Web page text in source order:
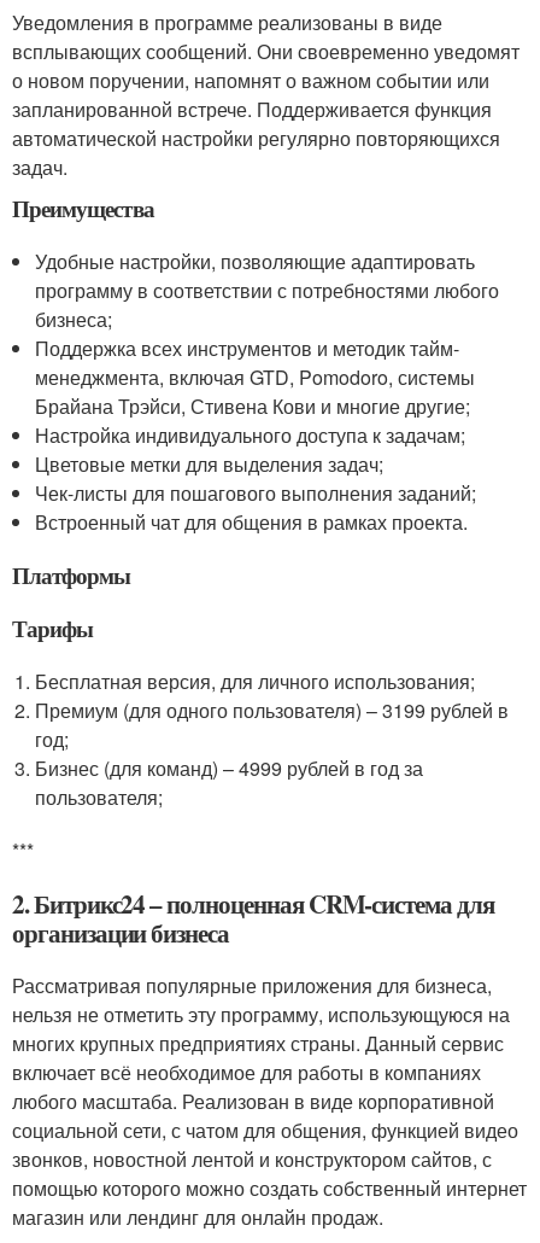
Уведомления в программе реализованы в виде
всплывающих сообщений. Они своевременно уведомят
о новом поручении, напомнят о важном событии или
запланированной встрече. Поддерживается функция
автоматической настройки регулярно повторяющихся
задач.
Преимущества
Удобные настройки, позволяющие адаптировать
программу в соответствии с потребностями любого
бизнеса;
Поддержка всех инструментов и методик тайм-
менеджмента, включая GTD, Pomodoro, системы
Брайана Трэйси, Стивена Кови и многие другие;
Настройка индивидуального доступа к задачам;
Цветовые метки для выделения задач;
Чек-листы для пошагового выполнения заданий;
Встроенный чат для общения в рамках проекта.
Платформы
Тарифы
Бесплатная версия, для личного использования;
Премиум (для одного пользователя) – 3199 рублей в
год;
Бизнес (для команд) – 4999 рублей в год за
пользователя;
***
2. Битрикс24 – полноценная CRM-система для
организации бизнеса
Рассматривая популярные приложения для бизнеса,
нельзя не отметить эту программу, использующуюся на
многих крупных предприятиях страны. Данный сервис
включает всё необходимое для работы в компаниях
любого масштаба. Реализован в виде корпоративной
социальной сети, с чатом для общения, функцией видео
звонков, новостной лентой и конструктором сайтов, с
помощью которого можно создать собственный интернет
магазин или лендинг для онлайн продаж.